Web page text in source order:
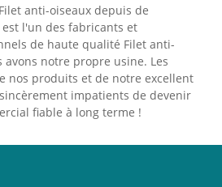
causés par les oiseaux, les
anti-oiseaux depuis de
l'un des fabricants et
de haute qualité Filet anti-
avons notre propre usine. Les
nos produits et de notre excellent
impatients de devenir
fiable à long terme !